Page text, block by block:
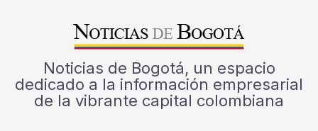
Noticias de Bogotá, un espacio
dedicado a la información empresarial
de la vibrante capital colombiana